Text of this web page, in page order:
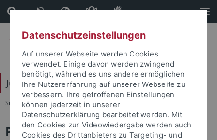
Direkt
zum
Inhalt
Direkt
zur
Fußleiste
Juristische Fakultät
Sie sind hier: Startseite ... Wulf, Rüdiger
Prof. Dr. Rüdiger Wulf
Datenschutzeinstellungen
Auf unserer Webseite werden Cookies
verwendet. Einige davon werden zwingend
benötigt, während es uns andere ermöglichen,
Ihre Nutzererfahrung auf unserer Webseite zu
verbessern. Ihre getroffenen Einstellungen
können jederzeit in unserer
Datenschutzerklärung bearbeitet werden. Mit
den Cookies zur Videowiedergabe werden auch
Cookies des Drittanbieters zu Targeting- und